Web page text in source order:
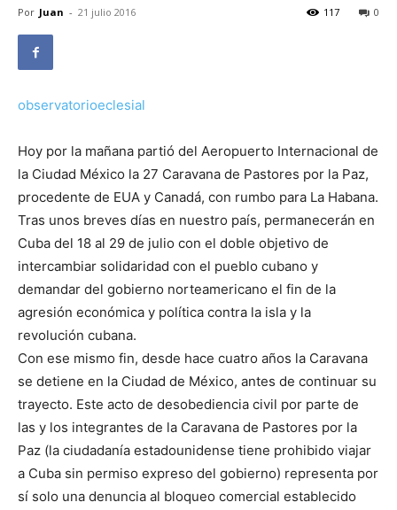
Por Juan - 21 julio 2016 0
117
observatorioeclesial
Hoy por la mañana partió del Aeropuerto Internacional de
la Ciudad México la 27 Caravana de Pastores por la Paz,
procedente de EUA y Canadá, con rumbo para La Habana.
Tras unos breves días en nuestro país, permanecerán en
Cuba del 18 al 29 de julio con el doble objetivo de
intercambiar solidaridad con el pueblo cubano y
demandar del gobierno norteamericano el fin de la
agresión económica y política contra la isla y la
revolución cubana.
Con ese mismo fin, desde hace cuatro años la Caravana
se detiene en la Ciudad de México, antes de continuar su
trayecto. Este acto de desobediencia civil por parte de
las y los integrantes de la Caravana de Pastores por la
Paz (la ciudadanía estadounidense tiene prohibido viajar
a Cuba sin permiso expreso del gobierno) representa por
sí solo una denuncia al bloqueo comercial establecido